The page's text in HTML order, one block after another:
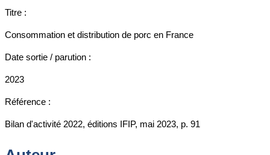
Titre :
Consommation et distribution de porc en France
Date sortie / parution :
2023
Référence :
Bilan d'activité 2022, éditions IFIP, mai 2023, p. 91